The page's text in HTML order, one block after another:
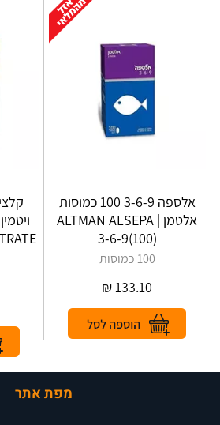
אלספה 3-6-9 100 כמוסות
אלטמן | ALTMAN‎ ‎ALSEPA‎
‎3‎-‎6‎-‎9‎(‎100‎)
100 כמוסות
133.10
₪
מפת אתר